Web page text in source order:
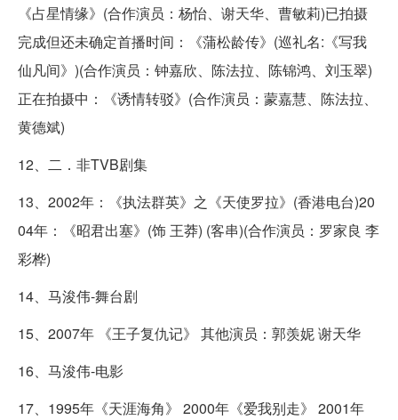
《占星情缘》(合作演员：杨怡、谢天华、曹敏莉)已拍摄
完成但还未确定首播时间：《蒲松龄传》(巡礼名:《写我
仙凡间》)(合作演员：钟嘉欣、陈法拉、陈锦鸿、刘玉翠)
正在拍摄中：《诱情转驳》(合作演员：蒙嘉慧、陈法拉、
黄德斌)
12、二．非TVB剧集
13、2002年：《执法群英》之《天使罗拉》(香港电台)20
04年：《昭君出塞》(饰 王莽) (客串)(合作演员：罗家良 李
彩桦)
14、马浚伟-舞台剧
15、2007年 《王子复仇记》 其他演员：郭羡妮 谢天华
16、马浚伟-电影
17、1995年《天涯海角》 2000年《爱我别走》 2001年